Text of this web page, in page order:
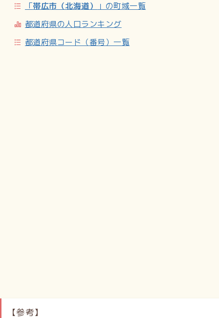
「帯広市（北海道）
」の町域一覧
都道府県の人口ランキング
都道府県コード（番号）一覧
【参考】